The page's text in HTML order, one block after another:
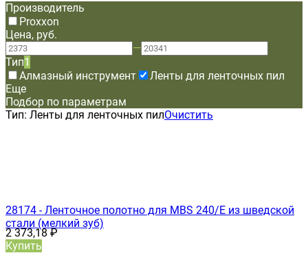
Производитель
Proxxon
Цена, руб.
—
Тип1
Алмазный инструмент
Ленты для ленточных пил
Еще
Подбор по параметрам
Тип: Ленты для ленточных пилОчистить
28174 - Ленточное полотно для MBS 240/E из шведской
стали (мелкий зуб)
2 373,18₽
Купить